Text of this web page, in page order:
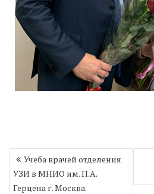
Навигация
по
записям
Учеба врачей отделения
УЗИ в МНИО им. П.А.
Герцена г. Москва.